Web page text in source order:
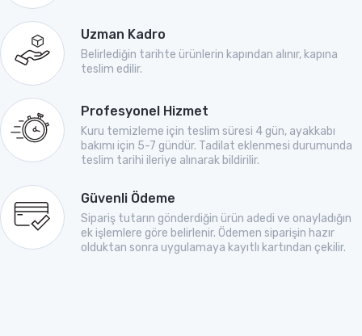
Uzman Kadro
Belirlediğin tarihte ürünlerin kapından alınır, kapına
teslim edilir.
Profesyonel Hizmet
Kuru temizleme için teslim süresi 4 gün, ayakkabı
bakımı için 5-7 gündür. Tadilat eklenmesi durumunda
teslim tarihi ileriye alınarak bildirilir.
Güvenli Ödeme
Sipariş tutarın gönderdiğin ürün adedi ve onayladığın
ek işlemlere göre belirlenir. Ödemen siparişin hazır
olduktan sonra uygulamaya kayıtlı kartından çekilir.